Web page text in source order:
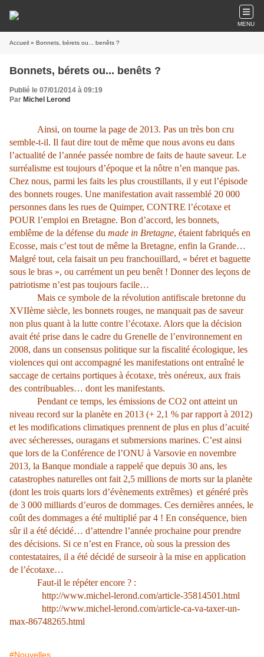
MENU
Accueil » Bonnets, bérets ou... benêts ?
Bonnets, bérets ou... benêts ?
Publié le 07/01/2014 à 09:19
Par Michel Lerond
Ainsi, on tourne la page de 2013. Pas un très bon cru
semble-t-il. Il faut dire tout de même que nous avons eu dans
l’actualité de l’année passée nombre de faits de haute saveur. Le
surréalisme est toujours d’époque et la nôtre n’en manque pas.
Chez nous, parmi les faits les plus croustillants, il y eut l’épisode
des bonnets rouges. Une manifestation avait rassemblé 20 000
personnes dans les rues de Quimper, CONTRE l’écotaxe et
POUR l’emploi en Bretagne. Bon d’accord, les bonnets,
emblême de la défense du made in Bretagne, étaient fabriqués en
Ecosse, mais c’est tout de même la Bretagne, enfin la Grande…
Malgré tout, cela faisait un peu franchouillard, « béret et baguette
sous le bras », ou carrément un peu benêt ! Donner des leçons de
patriotisme n’est pas toujours facile…
Mais ce symbole de la révolution antifiscale bretonne du
XVIIème siècle, les bonnets rouges, ne manquait pas de saveur
non plus quant à la lutte contre l’écotaxe. Alors que la décision
avait été prise dans le cadre du Grenelle de l’environnement en
2008, dans un consensus politique sur la fiscalité écologique, les
violences qui ont accompagné les manifestations ont entraîné le
saccage de certains portiques à écotaxe, très onéreux, aux frais
des contribuables… dont les manifestants.
Pendant ce temps, les émissions de CO2 ont atteint un
niveau record sur la planète en 2013 (+ 2,1 % par rapport à 2012)
et les modifications climatiques prennent de plus en plus d’acuité
avec sécheresses, ouragans et submersions marines. C’est ainsi
que lors de la Conférence de l’ONU à Varsovie en novembre
2013, la Banque mondiale a rappelé que depuis 30 ans, les
catastrophes naturelles ont fait 2,5 millions de morts sur la planète
(dont les trois quarts lors d’évènements extrêmes) et généré près
de 3 000 milliards d’euros de dommages. Ces dernières années, le
coût des dommages a été multiplié par 4 ! En conséquence, bien
sûr il a été décidé… d’attendre l’année prochaine pour prendre
des décisions. Si ce n’est en France, où sous la pression des
contestataires, il a été décidé de surseoir à la mise en application
de l’écotaxe…
Faut-il le répéter encore ? :
http://www.michel-lerond.com/article-35814501.html
http://www.michel-lerond.com/article-ca-va-taxer-un-
max-86748265.html
#Nouvelles